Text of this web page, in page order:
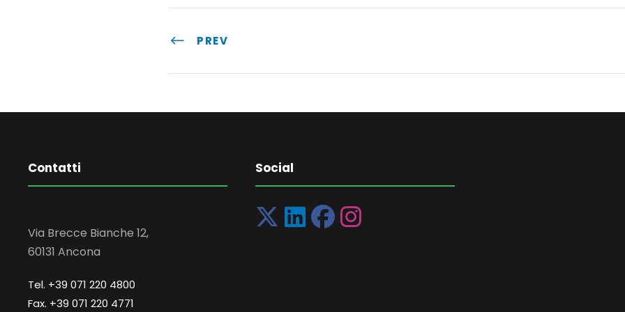
PREV
Contatti
Via Brecce Bianche 12,
60131 Ancona
Tel. +39 071 220 4800
Fax. +39 071 220 4771
Social